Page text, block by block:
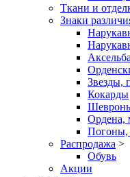
Ткани и
Знаки
Звезды,
Кокарды
Ордена,
Погоны,
Распродажа >
Обувь
Акции